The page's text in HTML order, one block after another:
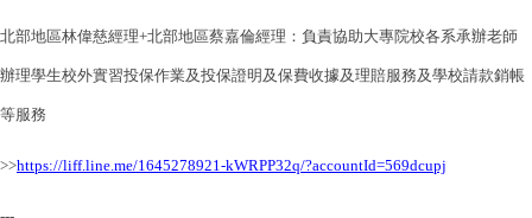
北部地區林偉慈經理+北部地區蔡嘉倫經理：負責協助大專院校各系承辦老師
辦理學生校外實習投保作業及投保證明及保費收據及理賠服務及學校請款銷帳
等服務
>>https://liff.line.me/1645278921-kWRPP32q/?accountId=569dcupj